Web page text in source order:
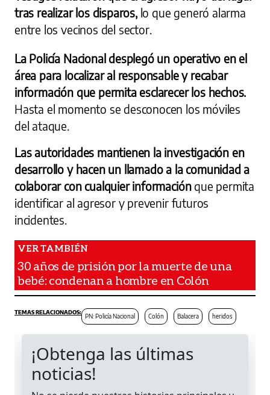
tras realizar los disparos,lo que generó alarma
entre los vecinos del sector.
La Policía Nacional desplegó un operativo en el
área para localizar al responsable y recabar
información que permita esclarecer los hechos.
Hasta el momento se desconocen los móviles
del ataque.
Las autoridades mantienen la investigación en
desarrollo y hacen un llamado a la comunidad a
colaborar con cualquier informaciónque permita
identificar al agresor y prevenir futuros
incidentes.
30 años de prisión por la muerte de una
bebé: condenan a hombre en Colón
PN: Policía Nacional Colón Balacera heridos